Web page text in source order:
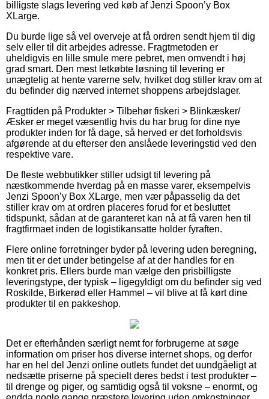
billigste slags levering ved køb af Jenzi Spoon’y Box
XLarge.
Du burde lige så vel overveje at få ordren sendt hjem til dig
selv eller til dit arbejdes adresse. Fragtmetoden er
uheldigvis en lille smule mere pebret, men omvendt i høj
grad smart. Den mest letkøbte løsning til levering er
unægtelig at hente varerne selv, hvilket dog stiller krav om at
du befinder dig nærved internet shoppens arbejdslager.
Fragttiden på Produkter > Tilbehør fiskeri > Blinkæsker/
Æsker er meget væsentlig hvis du har brug for dine nye
produkter inden for få dage, så herved er det forholdsvis
afgørende at du efterser den anslåede leveringstid ved den
respektive vare.
De fleste webbutikker stiller udsigt til levering på
næstkommende hverdag på en masse varer, eksempelvis
Jenzi Spoon’y Box XLarge, men vær påpasselig da det
stiller krav om at ordren placeres forud for et besluttet
tidspunkt, sådan at de garanteret kan nå at få varen hen til
fragtfirmaet inden de logistikansatte holder fyraften.
Flere online forretninger byder på levering uden beregning,
men tit er det under betingelse af at der handles for en
konkret pris. Ellers burde man vælge den prisbilligste
leveringstype, der typisk – ligegyldigt om du befinder sig ved
Roskilde, Birkerød eller Hammel – vil blive at få kørt dine
produkter til en pakkeshop.
Det er efterhånden særligt nemt for forbrugerne at søge
information om priser hos diverse internet shops, og derfor
har en hel del Jenzi online outlets fundet det uundgåeligt at
nedsætte priserne på specielt deres bedst i test produkter –
til drenge og piger, og samtidig også til voksne – enormt, og